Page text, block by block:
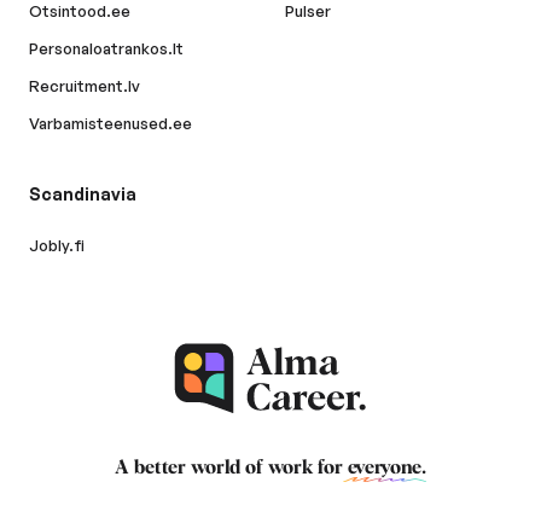
Otsintood.ee
Personaloatrankos.lt
Recruitment.lv
Varbamisteenused.ee
Pulser
Scandinavia
Jobly.fi
A better world of work for everyone.